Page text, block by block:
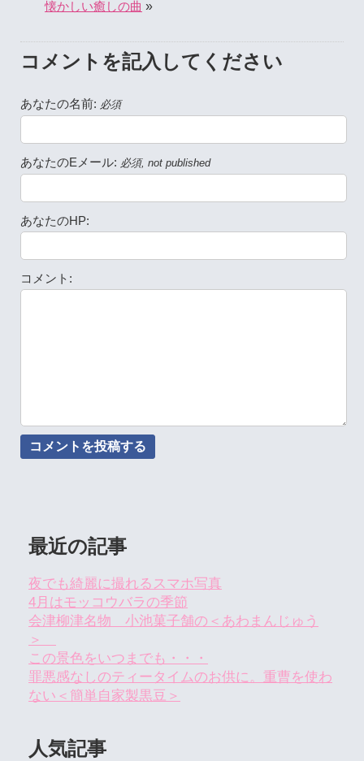
懐かしい癒しの曲 »
コメントを記入してください
あなたの名前: 必須
あなたのEメール: 必須, not published
あなたのHP:
コメント:
最近の記事
夜でも綺麗に撮れるスマホ写真
4月はモッコウバラの季節
会津柳津名物 小池菓子舗の＜あわまんじゅう
＞
この景色をいつまでも・・・
罪悪感なしのティータイムのお供に。重曹を使わ
ない＜簡単自家製黒豆＞
人気記事